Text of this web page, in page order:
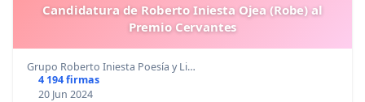
Candidatura de Roberto Iniesta Ojea (Robe) al
Premio Cervantes
Grupo Roberto Iniesta Poesía y Li…
4 194 firmas
20 Jun 2024